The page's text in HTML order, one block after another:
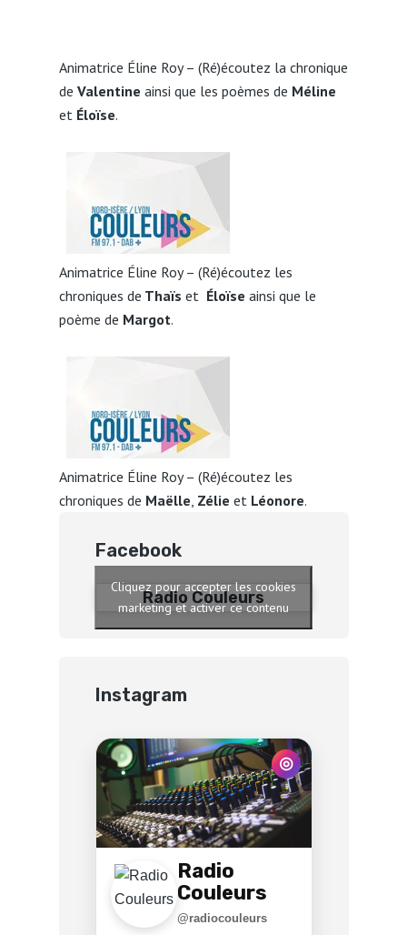
Animatrice Éline Roy – (Ré)écoutez la chronique
de Valentine ainsi que les poèmes de Méline
et Éloïse.
Animatrice Éline Roy – (Ré)écoutez les
chroniques de Thaïs et Éloïse ainsi que le
poème de Margot.
Animatrice Éline Roy – (Ré)écoutez les
chroniques de Maëlle Zélie et Léonore.
Facebook
Radio Couleurs
Cliquez pour accepter les cookies
marketing et activer ce contenu
Instagram
◎
Radio
Couleurs
@radiocouleurs